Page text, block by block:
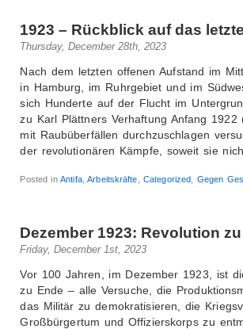
1923 – Rückblick auf das
Thursday, December 28th, 2023
Nach dem letzten offenen Aufstand im
in Hamburg, im Ruhrgebiet und im
sich Hunderte auf der Flucht im
zu Karl Plättners Verhaftung Anfang
mit Raubüberfällen durchzuschlagen
der revolutionären Kämpfe, soweit sie
Posted inAntifa,Arbeitskräfte ,Categorized Gegen
Dezember 1923: Revolution
Friday, December 1st, 2023
Vor 100 Jahren, im Dezember 1923, ist
zu Ende – alle Versuche, die
das Militär zu demokratisieren, die
Großbürgertum und Offizierskorps zu